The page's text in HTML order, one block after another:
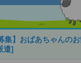
集】おばあちゃんの
遣]